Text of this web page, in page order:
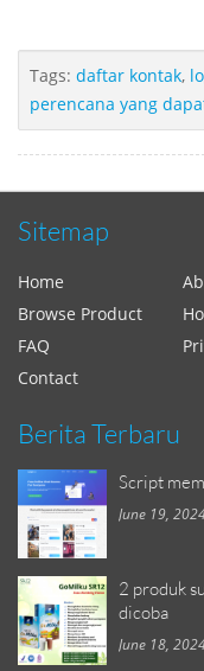
Tags: daftar kontak,
perencana yang
Sitemap
Home
Browse Product
FAQ
Contact
Berita Terbaru
Script
June 19,
2 produk
dicoba
June 18,